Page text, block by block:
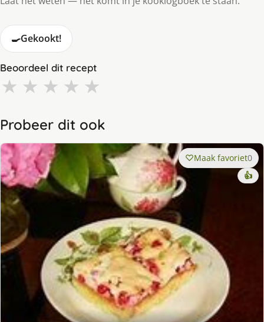
🍳Gekookt!
Beoordeel dit recept
★ ★ ★ ★ ★
Probeer dit ook
Maak favoriet0
👍